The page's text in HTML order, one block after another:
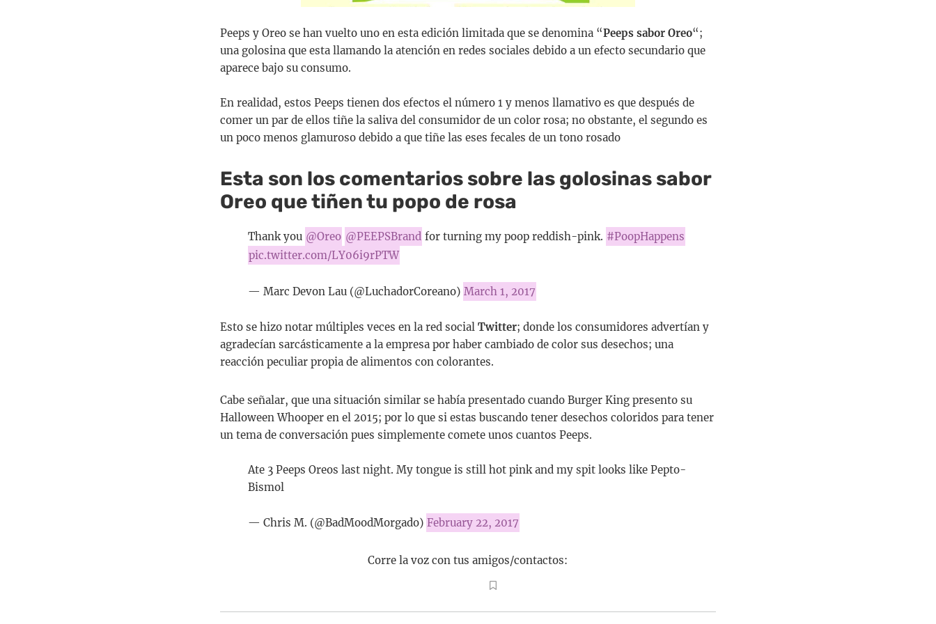
Peeps y Oreo se han vuelto uno en esta edición limitada que se denomina “Peeps sabor Oreo“;
una golosina que esta llamando la atención en redes sociales debido a un efecto secundario que
aparece bajo su consumo.
En realidad, estos Peeps tienen dos efectos el número 1 y menos llamativo es que después de
comer un par de ellos tiñe la saliva del consumidor de un color rosa; no obstante, el segundo es
un poco menos glamuroso debido a que tiñe las eses fecales de un tono rosado
Esta son los comentarios sobre las golosinas sabor
Oreo que tiñen tu popo de rosa
Thank you @Oreo @PEEPSBrand for turning my poop reddish-pink. #PoopHappens
pic.twitter.com/LY06i9rPTW
— Marc Devon Lau (@LuchadorCoreano) March 1, 2017
Esto se hizo notar múltiples veces en la red social Twitter; donde los consumidores advertían y
agradecían sarcásticamente a la empresa por haber cambiado de color sus desechos; una
reacción peculiar propia de alimentos con colorantes.
Cabe señalar, que una situación similar se había presentado cuando Burger King presento su
Halloween Whooper en el 2015; por lo que si estas buscando tener desechos coloridos para tener
un tema de conversación pues simplemente comete unos cuantos Peeps.
Ate 3 Peeps Oreos last night. My tongue is still hot pink and my spit looks like Pepto-
Bismol
— Chris M. (@BadMoodMorgado) February 22, 2017
Corre la voz con tus amigos/contactos: